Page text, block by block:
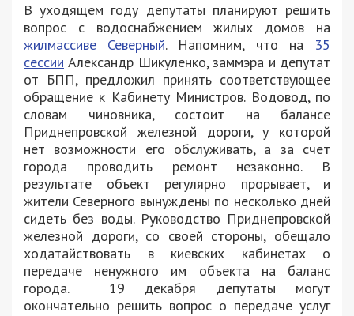
В уходящем году депутаты планируют решить
вопрос с водоснабжением жилых домов на
жилмассиве Северный. Напомним, что на 35
сессии Александр Шикуленко, заммэра и депутат
от БПП, предложил принять соответствующее
обращение к Кабинету Министров. Водовод, по
словам чиновника, состоит на балансе
Приднепровской железной дороги, у которой
нет возможности его обслуживать, а за счет
города проводить ремонт незаконно. В
результате объект регулярно прорывает, и
жители Северного вынуждены по несколько дней
сидеть без воды. Руководство Приднепровской
железной дороги, со своей стороны, обещало
ходатайствовать в киевских кабинетах о
передаче ненужного им объекта на баланс
города. 19 декабря депутаты могут
окончательно решить вопрос о передаче услуг